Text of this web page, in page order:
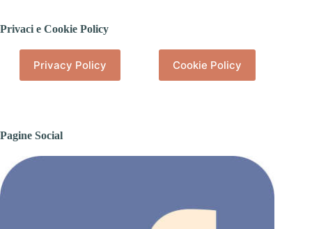
Privaci e Cookie Policy
Privacy Policy Cookie Policy
Pagine Social